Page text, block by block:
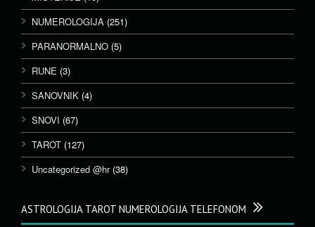
NUMEROLOGIJA (251)
PARANORMALNO (5)
RUNE (3)
SANOVNIK (4)
SNOVI (67)
TAROT (127)
Uncategorized @hr(38)
ASTROLOGIJA TAROT NUMEROLOGIJA TELEFONOM